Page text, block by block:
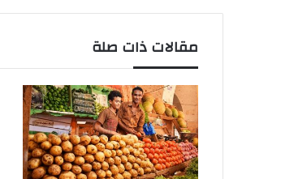
مقالات ذات صلة